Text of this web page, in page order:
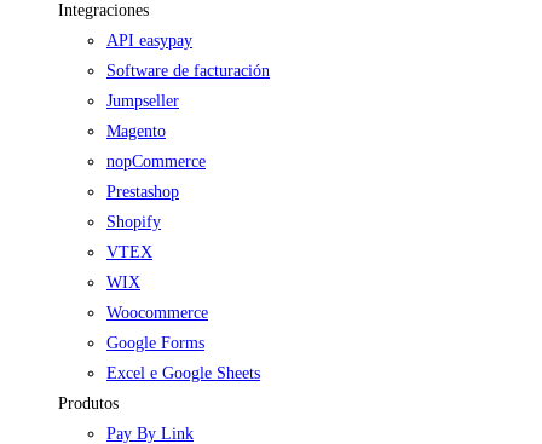
Integraciones
API easypay
Software de facturación
Jumpseller
Magento
nopCommerce
Prestashop
Shopify
VTEX
WIX
Woocommerce
Google Forms
Excel e Google Sheets
Produtos
Pay By Link